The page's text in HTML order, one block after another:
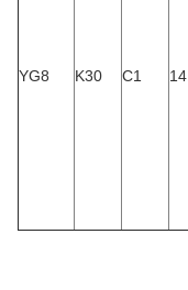
YG8 K30 C1